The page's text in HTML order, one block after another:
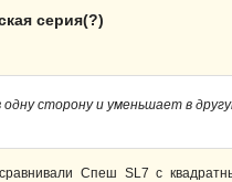
серия(?)
сторону и уменьшает в
Спеш SL7 с